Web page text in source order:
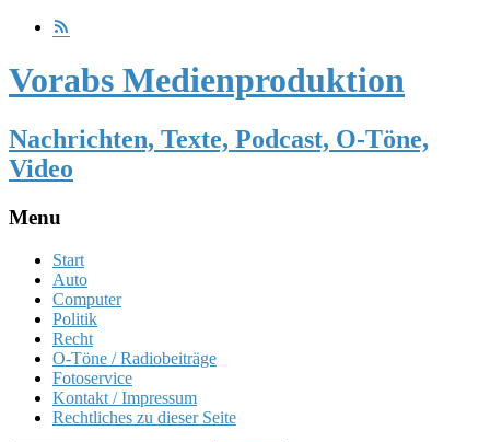
Vorabs Medienproduktion
Nachrichten, Texte, Podcast, O-Töne,
Video
Menu
Skip
content
Start
Auto
Computer
Politik
Recht
O-Töne / Radiobeiträge
Fotoservice
Kontakt / Impressum
Rechtliches zu dieser Seite